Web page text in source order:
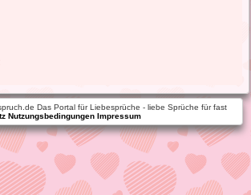
Das Portal für Liebesprüche - liebe Sprüche für fast
Nutzungsbedingungen Impressum